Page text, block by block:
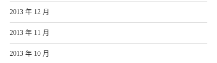
2013 年 12 月
2013 年 11 月
2013 年 10 月